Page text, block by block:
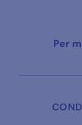
Per